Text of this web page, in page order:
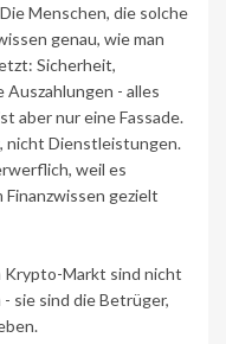
Menschen, die solche
genau, wie man
Sicherheit,
- alles
aber nur eine Fassade.
nicht Dienstleistungen.
weil es
gezielt
Krypto-Markt sind nicht
sie sind die Betrüger,